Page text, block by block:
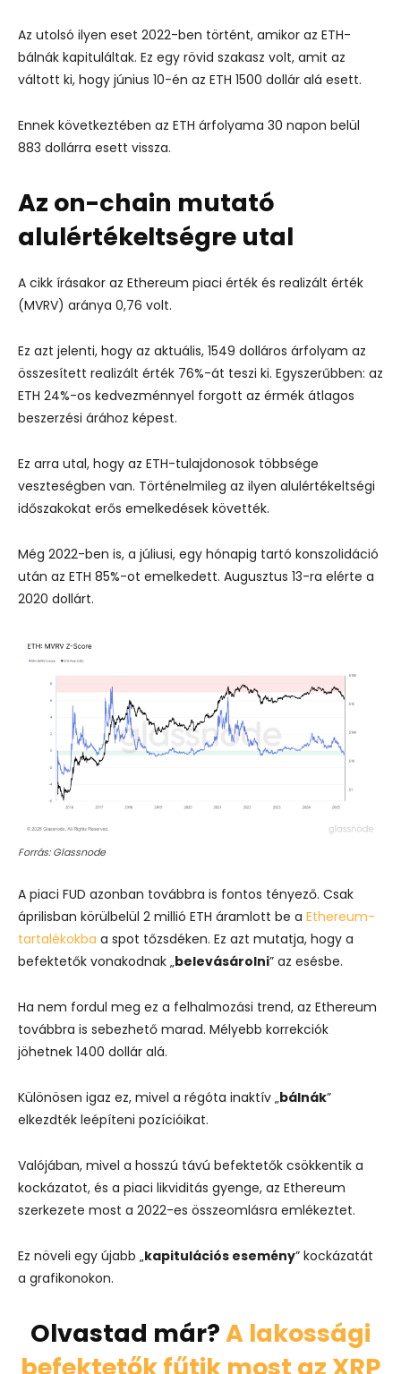
Az utolsó ilyen eset 2022-ben történt, amikor az ETH-
bálnák kapituláltak. Ez egy rövid szakasz volt, amit az
váltott ki, hogy június 10-én az ETH 1500 dollár alá esett.
Ennek következtében az ETH árfolyama 30 napon belül
883 dollárra esett vissza.
Az on-chain mutató
alulértékeltségre utal
A cikk írásakor az Ethereum piaci érték és realizált érték
(MVRV) aránya 0,76 volt.
Ez azt jelenti, hogy az aktuális, 1549 dolláros árfolyam az
összesített realizált érték 76%-át teszi ki. Egyszerűbben: az
ETH 24%-os kedvezménnyel forgott az érmék átlagos
beszerzési árához képest.
Ez arra utal, hogy az ETH-tulajdonosok többsége
veszteségben van. Történelmileg az ilyen alulértékeltségi
időszakokat erős emelkedések követték.
Még 2022-ben is, a júliusi, egy hónapig tartó konszolidáció
után az ETH 85%-ot emelkedett. Augusztus 13-ra elérte a
2020 dollárt.
Forrás: Glassnode
A piaci FUD azonban továbbra is fontos tényező. Csak
áprilisban körülbelül 2 millió ETH áramlott be a Ethereum-
tartalékokba a spot tőzsdéken. Ez azt mutatja, hogy a
befektetők vonakodnak „belevásárolni” az esésbe.
Ha nem fordul meg ez a felhalmozási trend, az Ethereum
továbbra is sebezhető marad. Mélyebb korrekciók
jöhetnek 1400 dollár alá.
Különösen igaz ez, mivel a régóta inaktív „bálnák”
elkezdték leépíteni pozícióikat.
Valójában, mivel a hosszú távú befektetők csökkentik a
kockázatot, és a piaci likviditás gyenge, az Ethereum
szerkezete most a 2022-es összeomlásra emlékeztet.
Ez növeli egy újabb „kapitulációs esemény” kockázatát
a grafikonokon.
Olvastad már?A lakossági
befektetők fűtik most az XRP